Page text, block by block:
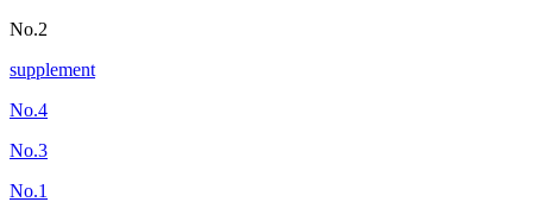
No.2
supplement
No.4
No.3
No.1